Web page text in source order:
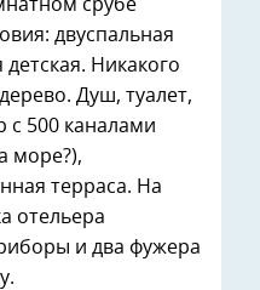
срубе
двуспальная
детская. Никакого
Душ, туалет,
с 500 каналами
море?),
терраса. На
отельера
и два фужера